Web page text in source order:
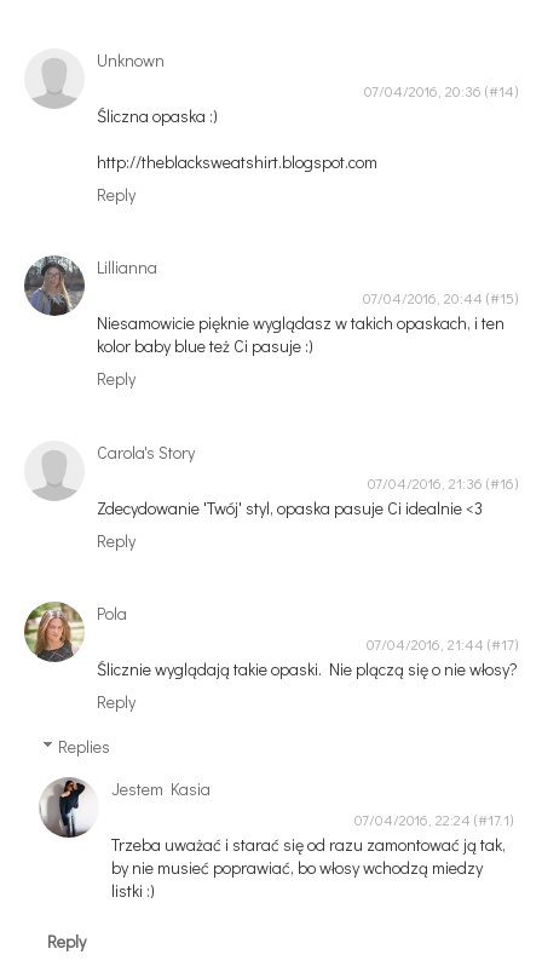
Unknown
07/04/2016, 20:36
Śliczna opaska :)
http://theblacksweatshirt.blogspot.com
Reply
Lillianna
07/04/2016, 20:44
Niesamowicie pięknie wyglądasz w takich opaskach, i ten
kolor baby blue też Ci pasuje :)
Reply
Carola's Story
07/04/2016, 21:36
Zdecydowanie 'Twój' styl, opaska pasuje Ci idealnie <3
Reply
Pola
07/04/2016, 21:44
Ślicznie wyglądają takie opaski. Nie plączą się o nie włosy?
Reply
Replies
Jestem Kasia
07/04/2016, 22:24
Trzeba uważać i starać się od razu zamontować ją tak,
by nie musieć poprawiać, bo włosy wchodzą miedzy
listki :)
Reply